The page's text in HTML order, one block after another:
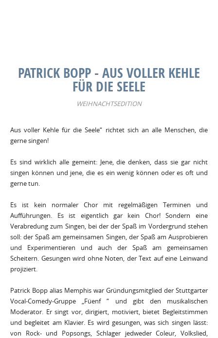
PATRICK BOPP - AUS VOLLER KEHLE
FÜR DIE SEELE
WEIHNACHTSEDITION
Aus voller Kehle für die Seele“ richtet sich an alle Menschen, die
gerne singen!
Es sind wirklich alle gemeint: Jene, die denken, dass sie gar nicht
singen können und jene, die es ein wenig können oder es oft und
gerne tun.
Es ist kein normaler Chor mit regelmäßigen Terminen und
Aufführungen. Es ist eigentlich gar kein Chor! Sondern eine
Verabredung zum Singen, bei der der Spaß im Vordergrund stehen
soll: der Spaß am gemeinsamen Singen, der Spaß am Ausprobieren
und Experimentieren und auch der Spaß am gemeinsamen
Scheitern. Gesungen wird ohne Noten, der Text auf eine Leinwand
projiziert.
Patrick Bopp alias Memphis war Gründungsmitglied der Stuttgarter
Vocal-Comedy-Gruppe „Füenf “ und gibt den musikalischen
Moderator. Er singt vor, dirigiert, motiviert, bietet Begleitstimmen
und begleitet am Klavier. Es wird gesungen, was sich singen lässt:
von Rock- und Popsongs, Schlager jedweder Coleur, Volkslied,